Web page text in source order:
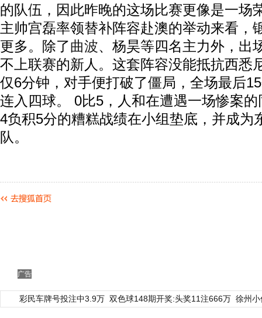
的队伍，因此昨晚的这场比赛更像是一场
主帅宫磊率领替补阵容赴澳的举动来看，
更多。除了曲波、杨昊等四名主力外，出
不上联赛的新人。这套阵容没能抵抗西悉
仅6分钟，对手便打破了僵局，全场最后
连入四球。 0比5，人和在遭遇一场惨案
4负积5分的糟糕战绩在小组垫底，并成为
队。
广告
彩民车牌号投注中3.9万 双色球148期开奖:头奖11注666万 徐州